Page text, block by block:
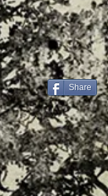
Share